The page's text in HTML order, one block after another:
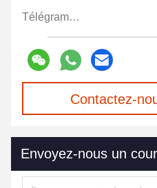
Télégramme:
Contactez-
Envoyez-nous un